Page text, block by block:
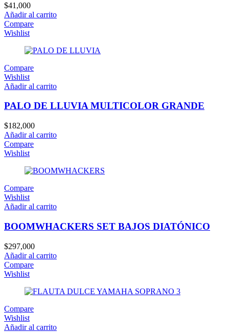
$41,000
Añadir al carrito
Compare
Wishlist
Compare
Wishlist
Añadir al carrito
PALO DE LLUVIA MULTICOLOR GRANDE
$182,000
Añadir al carrito
Compare
Wishlist
Compare
Wishlist
Añadir al carrito
BOOMWHACKERS SET BAJOS DIATÓNICO
$297,000
Añadir al carrito
Compare
Wishlist
Compare
Wishlist
Añadir al carrito